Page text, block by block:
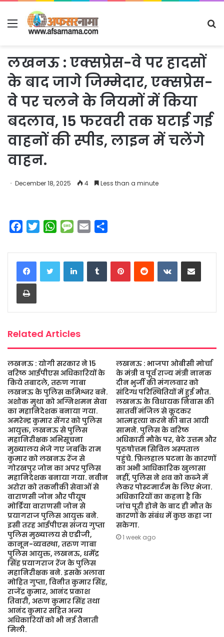
Menu
लखनऊ : एक्सप्रेस-वे पर हादसों
के बाद जागे जिम्मेदार, एक्सप्रेस-
वे पर चलने के नियमों में किया
बदलाव, 15 फरवरी तक घटाई गई
वाहनों की स्पीड, लाइन में चलेंगे
वाहन.
December 18, 2025 4 Less than a minute
c
e
b
o
o
i
t
t
W
a
t
s
M
s
s
a
a
i
a
r
e
LinkedInTumblrPinterestReddit VKontakteShare via Email
Print
Related Articles
लखनऊ : योगी सरकार ने 15
वरिष्ठ आईपीएस अधिकारियों के
किये तबादले, तरुण गाबा
लखनऊ के पुलिस कमिश्नर बने.
अशोक मुथा को अग्निशमन सेवा
का महानिदेशक बनाया गया.
अमरेन्द्र कुमार सेंगर को पुलिस
आयुक्त, लखनऊ से पुलिस
महानिरीक्षक अभिसूचना
मुख्यालय भेजे गए जबकि राम
कुमार को लखनऊ रेंज से
गोरखपुर जोन का अपर पुलिस
महानिदेशक बनाया गया. नवीन
अरोरा को तकनीकी सेवाओं से
वाराणसी जोन और पीयूष
मोर्डिया वाराणसी जोन से
प्रयागराज पुलिस आयुक्त बने.
इसी तरह आईपीएस संजय गुप्ता
पुलिस मुख्यालय से एडीजी,
कानून-व्यवस्था, तरुण गाबा
पुलिस आयुक्त, लखनऊ, धर्मेंद्र
सिंह प्रयागराज रेंज के पुलिस
महानिरीक्षक बने. इसके अलावा
मोहित गुप्ता, विनीत कुमार सिंह,
राजेंद्र कुमार, आनंद प्रकाश
तिवारी, अरुण कुमार सिंह तथा
आनंद कुमार सहित अन्य
अधिकारियों को भी नई तैनाती
मिली.
लखनऊ : भाजपा ओबीसी मोर्चा
के मंत्री व पूर्व राज्य मंत्री नानक
दीन भुर्जी की मंगलवार को
संदिग्ध परिस्थितियों में हुई मौत.
लखनऊ के विधायक निवास की
सातवीं मंजिल से कूदकर
आत्महत्या करने की बात आयी
सामने. पुलिस के वरिष्ठ
अधिकारी मौके पर, बेटे उत्तम और
पुरुषोत्तम सिविल अस्पताल
पहुंचे. फ़िलहाल घटना के कारणों
का अभी आधिकारिक खुलासा
नहीं, पुलिस ने शव को कब्जे में
लेकर पोस्टमार्टम के लिए भेजा.
अधिकारियों का कहना है कि
जांच पूरी होने के बाद ही मौत के
कारणों के संबंध में कुछ कहा जा
सकेगा.
1 week ago